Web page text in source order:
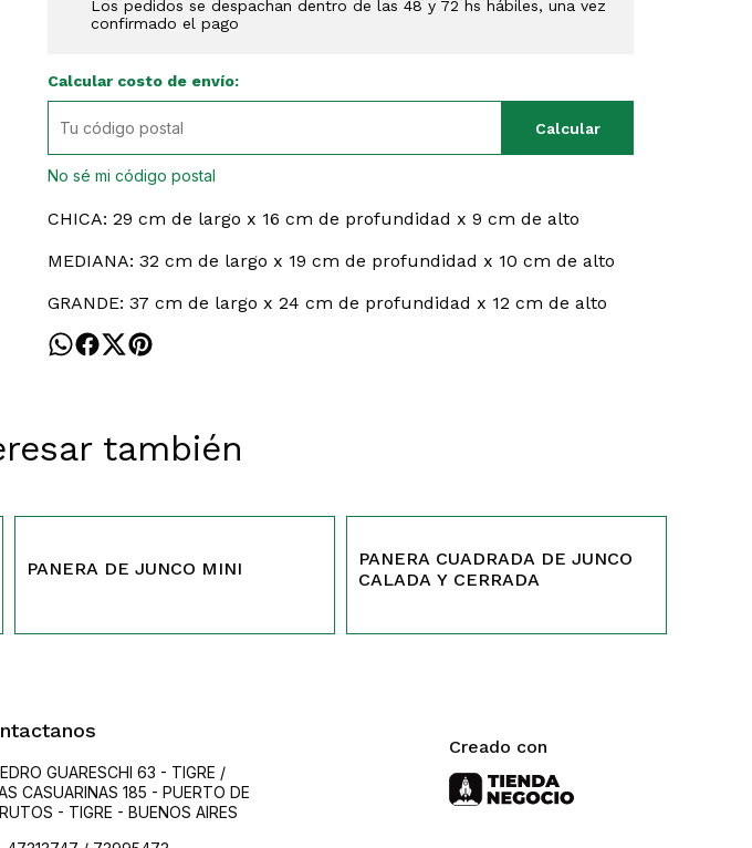
Los pedidos se despachan dentro de las 48 y 72 hs hábiles, una vez
confirmado el pago
Calcular costo de envío:
Calcular
No sé mi código postal
CHICA: 29 cm de largo x 16 cm de profundidad x 9 cm de alto
MEDIANA: 32 cm de largo x 19 cm de profundidad x 10 cm de alto
GRANDE: 37 cm de largo x 24 cm de profundidad x 12 cm de alto
también
PANERA DE JUNCO MINI
PANERA CUADRADA DE JUNCO
CALADA Y CERRADA
GUARESCHI 63 - TIGRE /
CASUARINAS 185 - PUERTO DE
- TIGRE - BUENOS AIRES
Creado con